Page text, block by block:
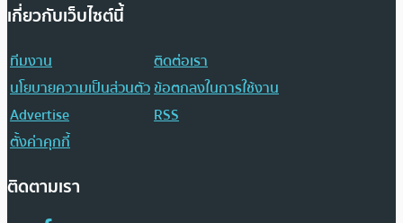
เกี่ยวกับเว็บไซต์นี้
ทีมงาน
ติดต่อเรา
นโยบายความเป็นส่วนตัวข้อตกลงในการใช้งาน
Advertise
RSS
ตั้งค่าคุกกี้
ติดตามเรา